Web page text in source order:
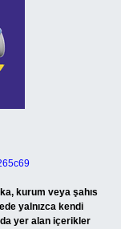
kurum veya şahıs
yalnızca kendi
yer alan içerikler